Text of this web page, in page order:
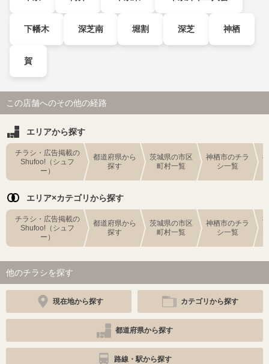
下幡木 深芝南 堀割 深芝 神栖
賀
この店舗へのその他の経路
エリアから探す
チラシ・広告掲載の
Shufoo!（シュフ
ー）
都道府県から
探す
茨城県の市区
町村一覧
神栖市のチラ
シ一覧
エリア×カテゴリから探す
チラシ・広告掲載の
Shufoo!（シュフ
ー）
都道府県から
探す
茨城県の市区
町村一覧
神栖市のチラ
シ一覧
他のチラシを探す
現在地から探す カテゴリから探す
都道府県から探す
路線・駅から探す